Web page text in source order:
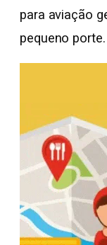
para aviação
pequeno porte.